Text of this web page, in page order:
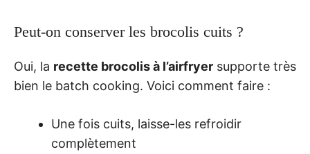
Peut-on conserver les brocolis cuits ?
Oui, la recette brocolis à l’airfryer supporte très
bien le batch cooking. Voici comment faire :
Une fois cuits, laisse-les refroidir
complètement